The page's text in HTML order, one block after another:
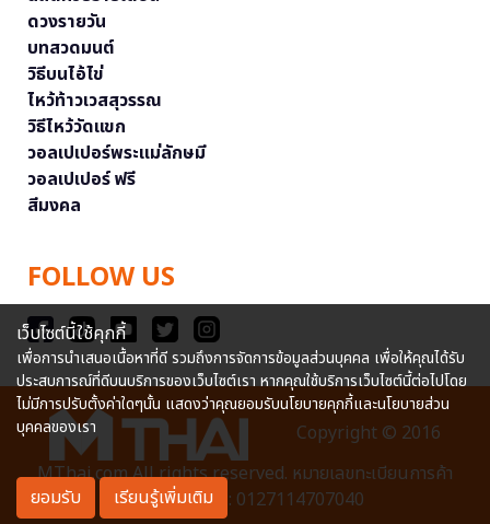
ดวงรายวัน
บทสวดมนต์
วิธีบนไอ้ไข่
ไหว้ท้าวเวสสุวรรณ
วิธีไหว้วัดแขก
วอลเปเปอร์พระแม่ลักษมี
วอลเปเปอร์ ฟรี
สีมงคล
FOLLOW US
Copyright © 2016
MThai.com All rights reserved. หมายเลขทะเบียนการค้า
อิเล็กทรอนิกส์ : 0127114707040
เว็บไซต์นี้ใช้คุกกี้
เพื่อการนำเสนอเนื้อหาที่ดี รวมถึงการจัดการข้อมูลส่วนบุคคล เพื่อให้คุณได้รับ
ประสบการณ์ที่ดีบนบริการของเว็บไซต์เรา หากคุณใช้บริการเว็บไซต์นี้ต่อไปโดย
ไม่มีการปรับตั้งค่าใดๆนั้น แสดงว่าคุณยอมรับนโยบายคุกกี้และนโยบายส่วน
บุคคลของเรา
ยอมรับ เรียนรู้เพิ่มเติม